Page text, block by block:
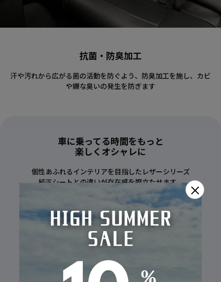
抗菌・防臭加工
汗や汚れから広がる菌の活動を防ぐよう、防臭加工を施し、カビ
や嫌な臭いの発生を防ぎます
車に乗ってる時間をもっと
楽しくオシャレに
個性あふれるインテリアを目指したレザーシリーズ
純正シートとの違いが存在感を際立たせます。
COLOR
カラー
×